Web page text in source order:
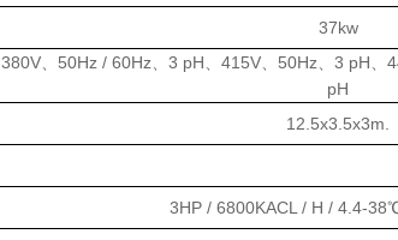
37kw
380V、50Hz / 60Hz、3 pH、415V、50Hz、3 pH、
pH
12.5x3.5x3m.
3HP / 6800KACL / H / 4.4-